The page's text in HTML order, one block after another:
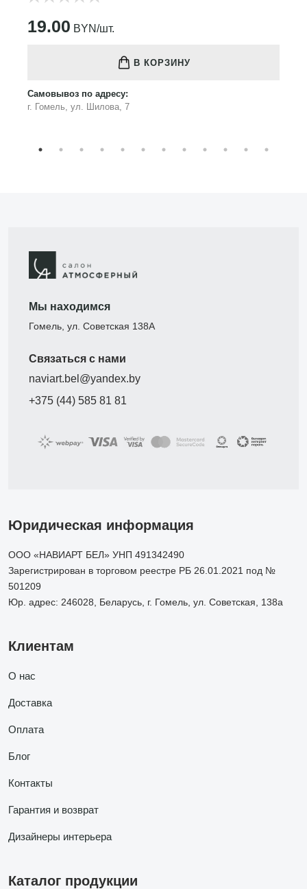
19.00 BYN/шт.
В КОРЗИНУ
Самовывоз по адресу:
г. Гомель, ул. Шилова, 7
Мы находимся
Гомель, ул. Советская 138А
Связаться с нами
naviart.bel@yandex.by
+375 (44) 585 81 81
Юридическая информация
ООО «НАВИАРТ БЕЛ» УНП 491342490
Зарегистрирован в торговом реестре РБ 26.01.2021 под №
501209
Юр. адрес: 246028, Беларусь, г. Гомель, ул. Советская, 138а
Клиентам
О нас
Доставка
Оплата
Блог
Контакты
Гарантия и возврат
Дизайнеры интерьера
Каталог продукции